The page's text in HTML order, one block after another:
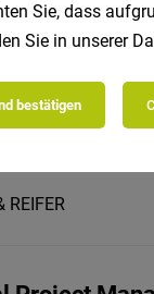
(m/
REIFER
Sie, dass
Sie in unserer
bestätigen